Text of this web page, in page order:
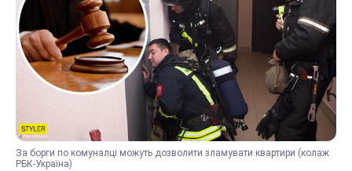
За борги по комуналці можуть дозволити зламувати квартири (колаж
РБК-Україна)